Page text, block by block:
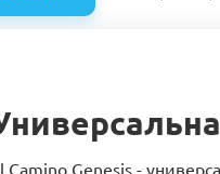
Camino Genesis -